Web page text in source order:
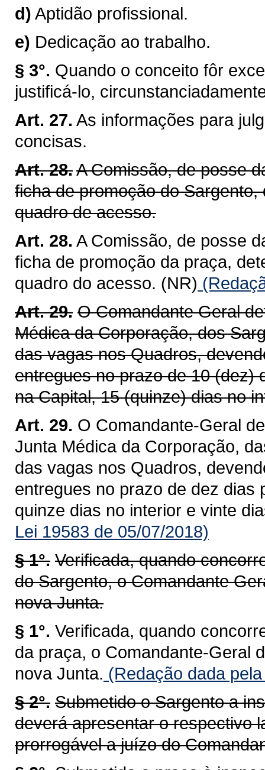
d) Aptidão profissional.
e) Dedicação ao trabalho.
§ 3°. Quando o conceito fôr
justificá-lo,
Art. 27. As informações para
concisas.
Art. 28.A Comissão, de posse
ficha de promoção do
quadro de acesso.
Art. 28. A Comissão, de posse
ficha de promoção da praça,
quadro do acesso. (NR)
Art. 29. O Comandante Geral
Médica da Corporação, dos
das vagas nos Quadros,
entregues no prazo de 10 (dez)
na Capital, 15 (quinze) dias no
Art. 29. O Comandante-Geral
Junta Médica da Corporação,
das vagas nos Quadros,
entregues no prazo de dez dias
quinze dias no interior e vinte
Lei 19583 de 05/07/2018)
§ 1°. Verificada, quando
do Sargento, o Comandante
nova Junta.
§ 1°. Verificada, quando
da praça, o Comandante-Geral
nova Junta. (Redação dada
§ 2°. Submetido o Sargento a
deverá apresentar o respectivo
prorrogável a juízo do